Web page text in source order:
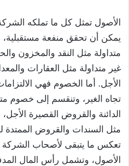
الأصول تمثل كل ما تملكه
يمكن أن تحقق منفعة
متداولة مثل النقد والمخزون
غير متداولة مثل العقارات
الأجل. أما الخصوم فهي
تجاه الغير، وتنقسم إلى خصوم
الدائنة والقروض القصيرة
مثل السندات والقروض الممتدة
تعكس ما يتبقى لأصحاب
الأصول، وتشمل رأس المال